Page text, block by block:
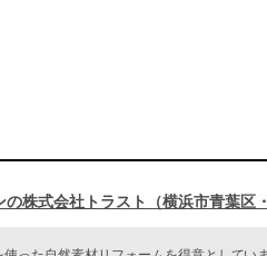
株式会社トラスト（横浜市青葉区